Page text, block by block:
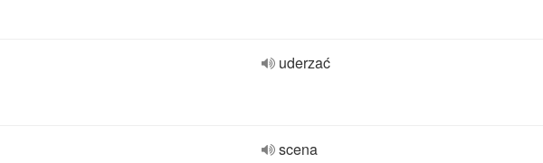
uderzać
scena